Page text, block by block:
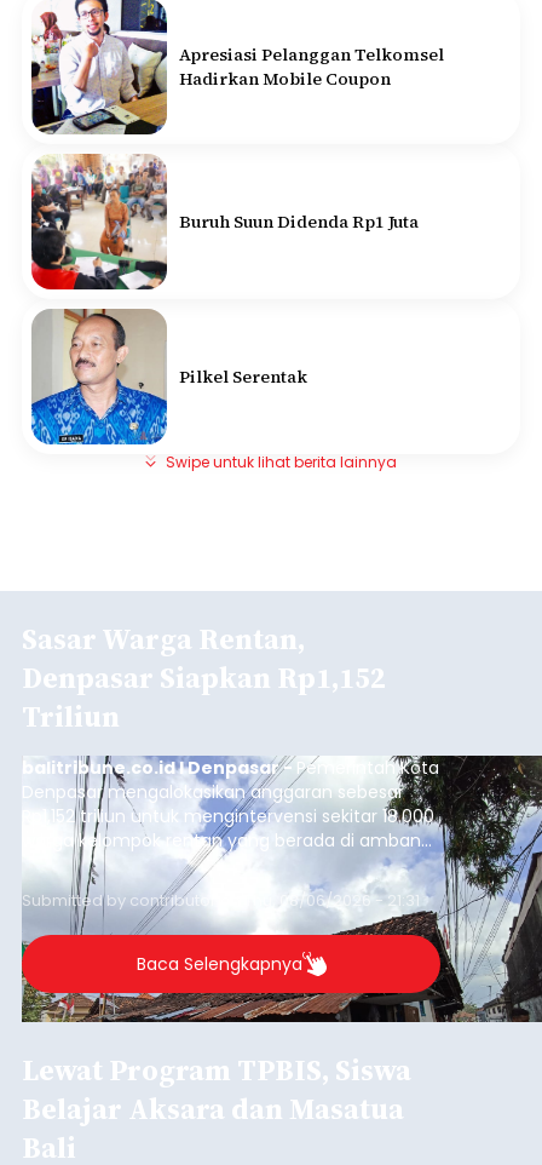
Apresiasi Pelanggan Telkomsel
Hadirkan Mobile Coupon
Buruh Suun Didenda Rp1 Juta
Pilkel Serentak
Swipe untuk lihat berita lainnya
Sasar Warga Rentan,
Denpasar Siapkan Rp1,152
Triliun
balitribune.co.id I Denpasar - Pemerintah Kota
Denpasar mengalokasikan anggaran sebesar
Rp1,152 triliun untuk mengintervensi sekitar 18.000
warga kelompok rentan yang berada di ambang
garis kemiskinan. Langkah strategis ini diambil
guna menjaga masyarakat yang berada pada
kelompok desil 5 dan 6 tersebut agar tidak
merosot ke kategori miskin.
Submitted by contributor Thu, 08/06/2026 - 21:31
Baca Selengkapnya
Lewat Program TPBIS, Siswa
Belajar Aksara dan Masatua
Bali